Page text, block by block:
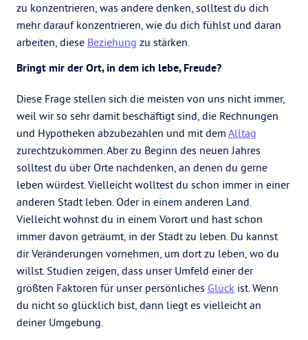
zu konzentrieren, was andere denken, solltest du dich
mehr darauf konzentrieren, wie du dich fühlst und daran
arbeiten, diese Beziehung zu stärken.
Bringt mir der Ort, in dem ich lebe, Freude?
Diese Frage stellen sich die meisten von uns nicht immer,
weil wir so sehr damit beschäftigt sind, die Rechnungen
und Hypotheken abzubezahlen und mit dem Alltag
zurechtzukommen. Aber zu Beginn des neuen Jahres
solltest du über Orte nachdenken, an denen du gerne
leben würdest. Vielleicht wolltest du schon immer in einer
anderen Stadt leben. Oder in einem anderen Land.
Vielleicht wohnst du in einem Vorort und hast schon
immer davon geträumt, in der Stadt zu leben. Du kannst
dir Veränderungen vornehmen, um dort zu leben, wo du
willst. Studien zeigen, dass unser Umfeld einer der
größten Faktoren für unser persönliches Glück ist. Wenn
du nicht so glücklich bist, dann liegt es vielleicht an
deiner Umgebung.